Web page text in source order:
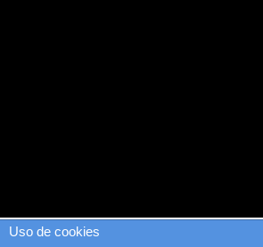
Uso de cookies